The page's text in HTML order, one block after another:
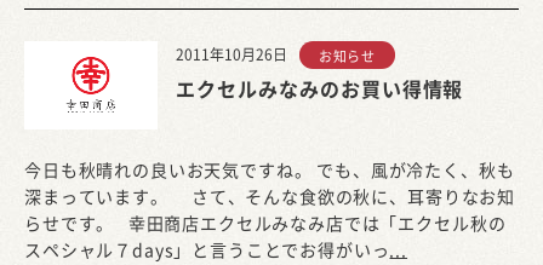
2011年10月26日 お知らせ
エクセルみなみのお買い得情報
今日も秋晴れの良いお天気ですね。 でも、風が冷たく、秋も
深まっています。 さて、そんな食欲の秋に、耳寄りなお知
らせです。 幸田商店エクセルみなみ店では「エクセル秋の
スペシャル７days」と言うことでお得がいっ...